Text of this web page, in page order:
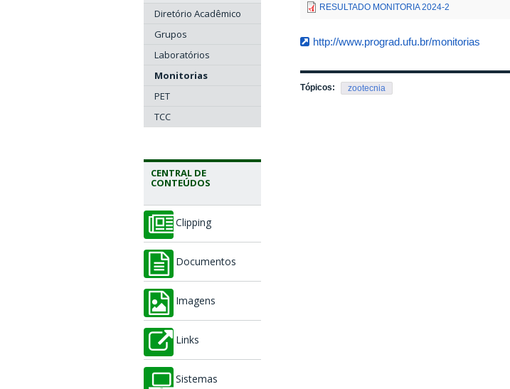
Diretório Acadêmico
Grupos
Laboratórios
Monitorias
PET
TCC
CENTRAL DE
CONTEÚDOS
Clipping
Documentos
Imagens
Links
Sistemas
RESULTADO MONITORIA 2024-2
http://www.prograd.ufu.br/monitorias
Tópicos: zootecnia